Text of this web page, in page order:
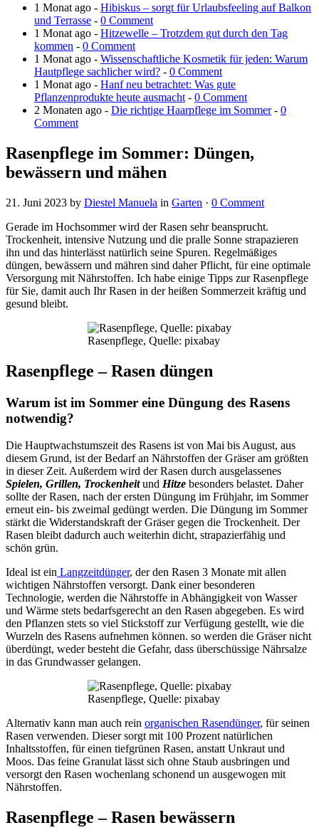
1 Monat ago - Hibiskus – sorgt für Urlaubsfeeling auf Balkon
und Terrasse - 0 Comment
1 Monat ago - Hitzewelle – Trotzdem gut durch den Tag
kommen - 0 Comment
1 Monat ago - Wissenschaftliche Kosmetik für jeden: Warum
Hautpflege sachlicher wird? - 0 Comment
1 Monat ago - Hanf neu betrachtet: Was gute
Pflanzenprodukte heute ausmacht - 0 Comment
2 Monaten ago - Die richtige Haarpflege im Sommer- 0
Comment
Rasenpflege im Sommer: Düngen,
bewässern und mähen
21. Juni 2023 by Diestel Manuela in Garten · 0 Comment
Gerade im Hochsommer wird der Rasen sehr beansprucht.
Trockenheit, intensive Nutzung und die pralle Sonne strapazieren
ihn und das hinterlässt natürlich seine Spuren. Regelmäßiges
düngen, bewässern und mähren sind daher Pflicht, für eine optimale
Versorgung mit Nährstoffen. Ich habe einige Tipps zur Rasenpflege
für Sie, damit auch Ihr Rasen in der heißen Sommerzeit kräftig und
gesund bleibt.
Rasenpflege, Quelle: pixabay
Rasenpflege – Rasen düngen
Warum ist im Sommer eine Düngung des Rasens
notwendig?
Die Hauptwachstumszeit des Rasens ist von Mai bis August, aus
diesem Grund, ist der Bedarf an Nährstoffen der Gräser am größten
in dieser Zeit. Außerdem wird der Rasen durch ausgelassenes
Spielen, Grillen, Trockenheitund Hitze besonders belastet. Daher
sollte der Rasen, nach der ersten Düngung im Frühjahr, im Sommer
erneut ein- bis zweimal gedüngt werden. Die Düngung im Sommer
stärkt die Widerstandskraft der Gräser gegen die Trockenheit. Der
Rasen bleibt dadurch auch weiterhin dicht, strapazierfähig und
schön grün.
Ideal ist ein Langzeitdünger, der den Rasen 3 Monate mit allen
wichtigen Nährstoffen versorgt. Dank einer besonderen
Technologie, werden die Nährstoffe in Abhängigkeit von Wasser
und Wärme stets bedarfsgerecht an den Rasen abgegeben. Es wird
den Pflanzen stets so viel Stickstoff zur Verfügung gestellt, wie die
Wurzeln des Rasens aufnehmen können. so werden die Gräser nicht
überdüngt, weder besteht die Gefahr, dass überschüssige Nährsalze
in das Grundwasser gelangen.
Rasenpflege, Quelle: pixabay
Alternativ kann man auch rein organischen Rasendünger, für seinen
Rasen verwenden. Dieser sorgt mit 100 Prozent natürlichen
Inhaltsstoffen, für einen tiefgrünen Rasen, anstatt Unkraut und
Moos. Das feine Granulat lässt sich ohne Staub ausbringen und
versorgt den Rasen wochenlang schonend un ausgewogen mit
Nährstoffen.
Rasenpflege – Rasen bewässern